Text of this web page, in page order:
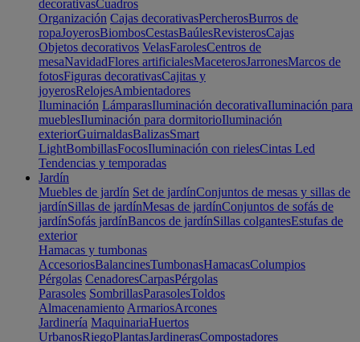
decorativasCuadros
Organización Cajas decorativasPercherosBurros de
ropaJoyerosBiombosCestasBaúlesRevisterosCajas
Objetos decorativos VelasFarolesCentros de
mesaNavidadFlores artificialesMaceterosJarronesMarcos de
fotosFiguras decorativasCajitas y
joyerosRelojesAmbientadores
Iluminación LámparasIluminación decorativaIluminación para
mueblesIluminación para dormitorioIluminación
exteriorGuirnaldasBalizasSmart
LightBombillasFocosIluminación con rielesCintas Led
Tendencias y temporadas
Jardín
Muebles de jardín Set de jardínConjuntos de mesas y sillas de
jardínSillas de jardínMesas de jardínConjuntos de sofás de
jardínSofás jardínBancos de jardínSillas colgantesEstufas de
exterior
Hamacas y tumbonas
AccesoriosBalancinesTumbonasHamacasColumpios
Pérgolas CenadoresCarpasPérgolas
Parasoles SombrillasParasolesToldos
Almacenamiento ArmariosArcones
Jardinería MaquinariaHuertos
UrbanosRiegoPlantasJardinerasCompostadores